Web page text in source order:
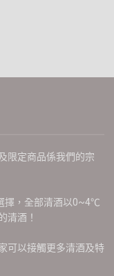
限定商品係我們的宗
擇，全部清酒以0~4℃
清酒！
可以接觸更多清酒及特